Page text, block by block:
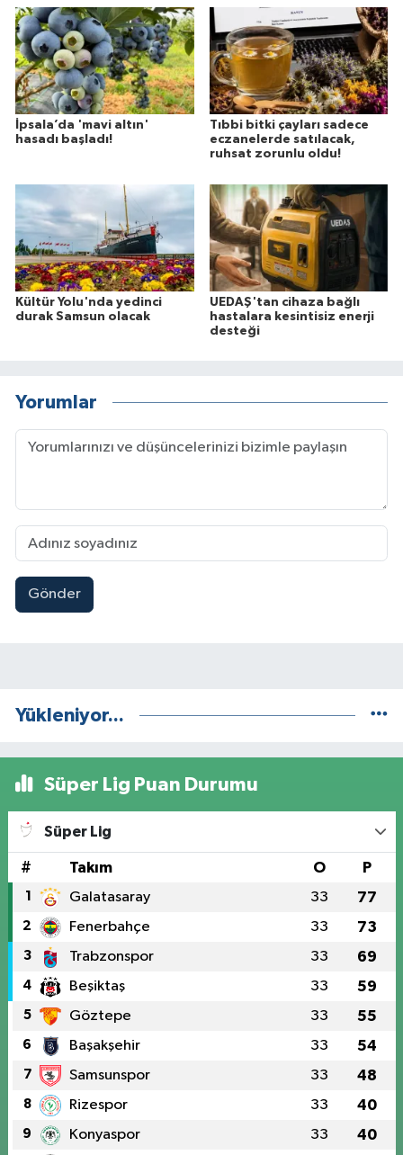
İpsala’da 'mavi altın'
hasadı başladı!
Tıbbi bitki çayları sadece
eczanelerde satılacak,
ruhsat zorunlu oldu!
Kültür Yolu'nda yedinci
durak Samsun olacak
UEDAŞ'tan cihaza bağlı
hastalara kesintisiz enerji
desteği
Yorumlar
Gönder
Yükleniyor...
Süper Lig Puan Durumu
Süper Lig
# Takım O P
1 Galatasaray 33 77
2 Fenerbahçe 33 73
3 Trabzonspor 33 69
4 Beşiktaş 33 59
5 Göztepe 33 55
6 Başakşehir 33 54
7 Samsunspor 33 48
8 Rizespor 33 40
9 Konyaspor 33 40